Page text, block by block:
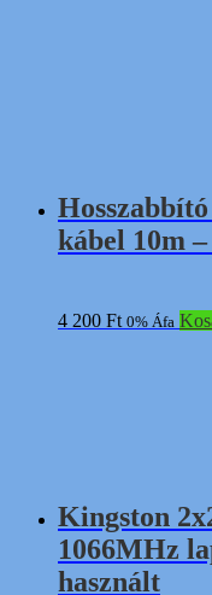
kábel 10m
4 200 Ft 0% Áfa
Kingston
1066MHz
használt